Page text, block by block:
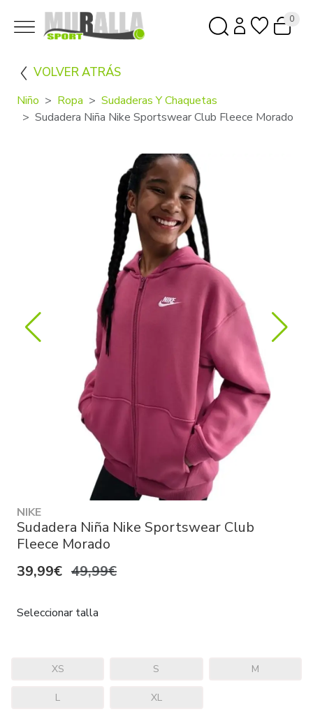
0
VOLVER ATRÁS
Niño Ropa
Sudaderas Y Chaquetas
Sudadera Niña Nike Sportswear Club Fleece Morado
NIKE
Sudadera Niña Nike Sportswear Club
Fleece Morado
39,99€ 49,99€
Seleccionar talla
XS S M
L XL